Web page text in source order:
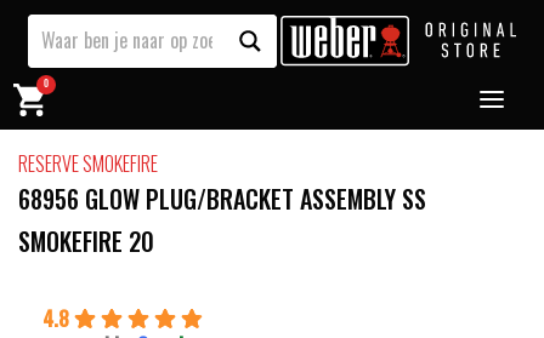
0
RESERVE SMOKEFIRE
68956 GLOW PLUG/BRACKET ASSEMBLY SS
SMOKEFIRE 20
4.8